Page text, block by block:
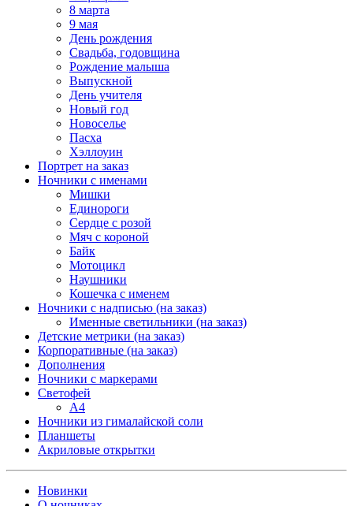
8 марта
9 мая
День рождения
Свадьба, годовщина
Рождение малыша
Выпускной
День учителя
Новый год
Новоселье
Пасха
Хэллоуин
Портрет на заказ
Ночники с именами
Мишки
Единороги
Сердце с розой
Мяч с короной
Байк
Мотоцикл
Наушники
Кошечка с именем
Ночники с надписью (на заказ)
Именные светильники (на заказ)
Детские метрики (на заказ)
Корпоративные (на заказ)
Дополнения
Ночники с маркерами
Светофей
А4
Ночники из гималайской соли
Планшеты
Акриловые открытки
Новинки